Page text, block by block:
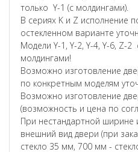
только Y-1 (с молдингами).
В сериях K и Z исполнение
остекленном варианте
Модели Y-1, Y-2, Y-4, Y-6, Z-
молдингами!
Возможно изготовление
по конкретным моделям
Возможно изготовление
(возможность и цена по
При нестандартной ширине
внешний вид двери (при
стекло 35 мм, 700 мм -